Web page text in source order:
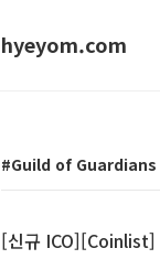
hyeyom.com
Guild of Guardians